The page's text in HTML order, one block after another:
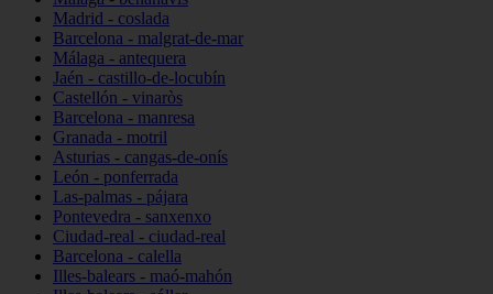
Madrid - coslada
Barcelona - malgrat-de-mar
Málaga - antequera
Jaén - castillo-de-locubín
Castellón - vinaròs
Barcelona - manresa
Granada - motril
Asturias - cangas-de-onís
León - ponferrada
Las-palmas - pájara
Pontevedra - sanxenxo
Ciudad-real - ciudad-real
Barcelona - calella
Illes-balears - maó-mahón